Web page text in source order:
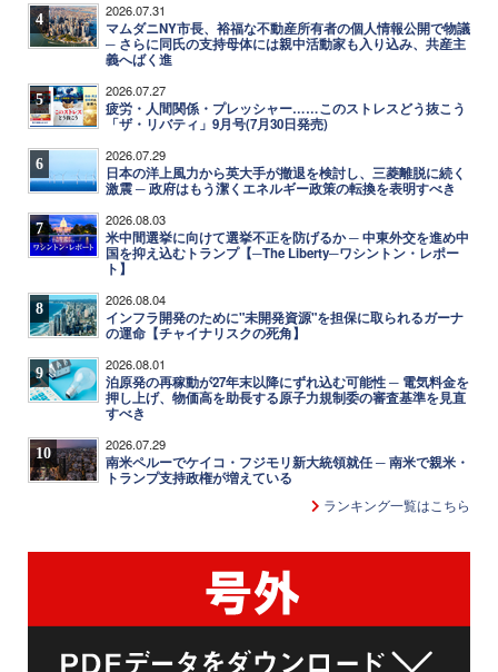
4 2026.07.31
マムダニNY市長、裕福な不動産所有者の個人情報公開で物議
─ さらに同氏の支持母体には親中活動家も入り込み、共産主
義へばく進
5 2026.07.27
疲労・人間関係・プレッシャー……このストレスどう抜こう
「ザ・リバティ」9月号(7月30日発売)
6 2026.07.29
日本の洋上風力から英大手が撤退を検討し、三菱離脱に続く
激震 ─ 政府はもう潔くエネルギー政策の転換を表明すべき
7 2026.08.03
米中間選挙に向けて選挙不正を防げるか ─ 中東外交を進め中
国を抑え込むトランプ【─The Liberty─ワシントン・レポー
ト】
8 2026.08.04
インフラ開発のために"未開発資源"を担保に取られるガーナ
の運命【チャイナリスクの死角】
9 2026.08.01
泊原発の再稼動が27年末以降にずれ込む可能性 ─ 電気料金を
押し上げ、物価高を助長する原子力規制委の審査基準を見直
すべき
10 2026.07.29
南米ペルーでケイコ・フジモリ新大統領就任 ─ 南米で親米・
トランプ支持政権が増えている
ランキング一覧はこちら